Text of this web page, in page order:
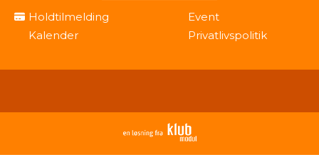
Holdtilmelding
Event
Kalender
Privatlivspolitik